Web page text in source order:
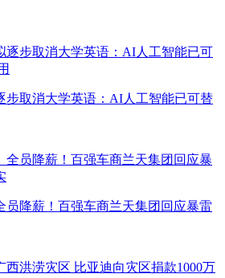
步取消大学英语：AI人工智能已可替
员降薪！百强车商兰天集团回应暴雷